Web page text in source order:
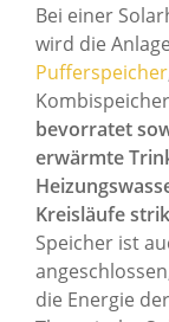
Bei einer
wird die
Pufferspeicher
bevorratet
erwärmte
Kreisläufe
Speicher ist
die Energie